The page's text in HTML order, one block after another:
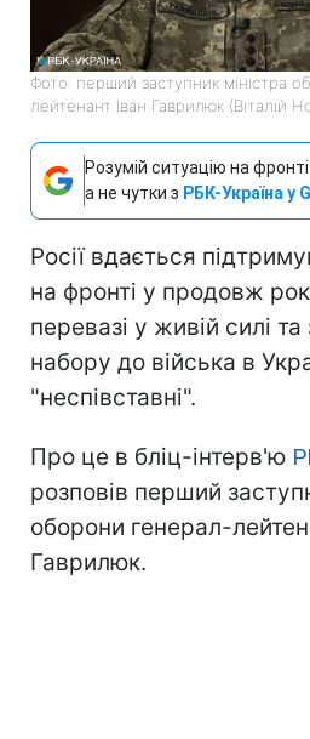
Фото: перший заступник міністра
лейтенант Іван Гаврилюк (Віталій
Розумій ситуацію на
а не чутки з РБК-Україна у
Росії вдається
на фронті у продовж
перевазі у живій силі
набору до війська в
"неспівставні".
Про це в бліц-інтерв'ю
розповів перший
оборони генерал-
Гаврилюк.